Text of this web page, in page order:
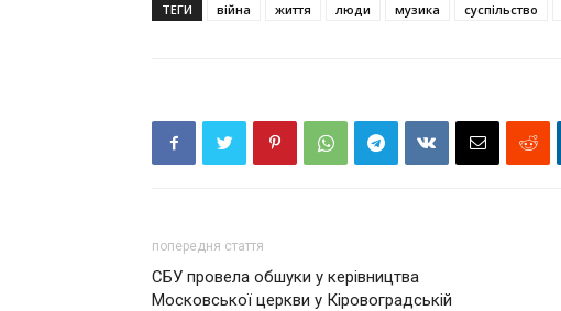
ТЕГИ війна життя люди музика суспільство
попередня стаття
СБУ провела обшуки у керівництва
Московської церкви у Кіровоградській